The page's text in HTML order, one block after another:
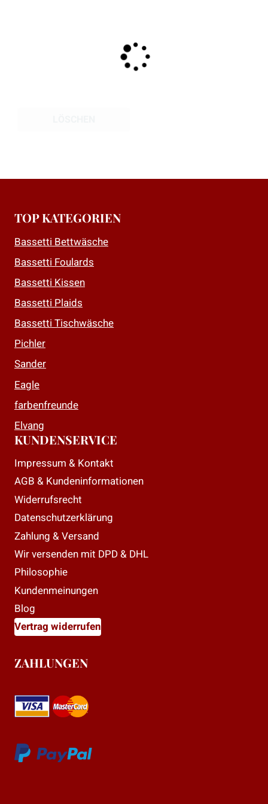
TOP KATEGORIEN
Bassetti Bettwäsche
Bassetti Foulards
Bassetti Kissen
Bassetti Plaids
Bassetti Tischwäsche
Pichler
Sander
Eagle
farbenfreunde
Elvang
KUNDENSERVICE
Impressum & Kontakt
AGB & Kundeninformationen
Widerrufsrecht
Datenschutzerklärung
Zahlung & Versand
Wir versenden mit DPD & DHL
Philosophie
Kundenmeinungen
Blog
Vertrag widerrufen
ZAHLUNGEN